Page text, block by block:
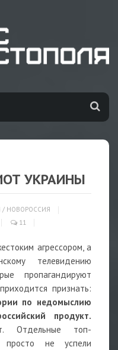
УКРАИНЫ
/ НОВОРОССИЯ
11
агрессором, а
телевидению
пропагандируют
признать:
по недомыслию
продукт.
Отдельные топ-
не успели